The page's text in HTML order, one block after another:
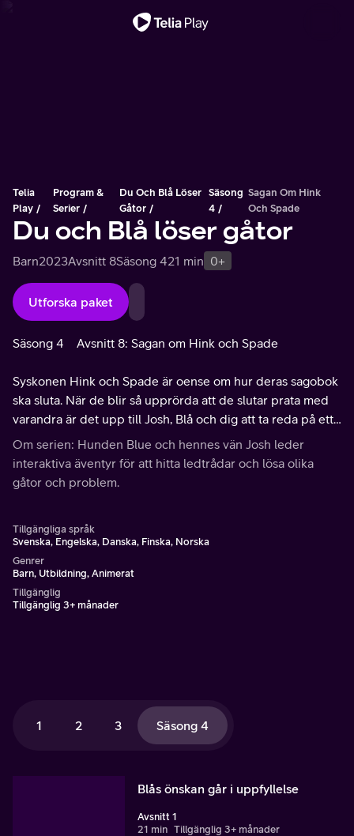
Telia
Play
Program &
Serier
Du Och Blå Löser
Gåtor
Säsong
4
Sagan Om Hink
Och Spade
Du och Blå löser gåtor
Barn2023Avsnitt 8Säsong 421 min 0+
Utforska paket
Säsong 4 Avsnitt 8: Sagan om Hink och Spade
Syskonen Hink och Spade är oense om hur deras sagobok
ska sluta. När de blir så upprörda att de slutar prata med
varandra är det upp till Josh, Blå och dig att ta reda på ett
sätt som de kan lösa konflikten på.
Om serien: Hunden Blue och hennes vän Josh leder
interaktiva äventyr för att hitta ledtrådar och lösa olika
gåtor och problem.
Tillgängliga språk
Svenska, Engelska, Danska, Finska, Norska
Genrer
Barn, Utbildning, Animerat
Tillgänglig
Tillgänglig 3+ månader
1 2 3 Säsong 4
Blås önskan går i uppfyllelse
Avsnitt 1
21 min Tillgänglig 3+ månader